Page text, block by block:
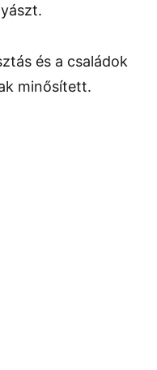
és a családok
minősített.